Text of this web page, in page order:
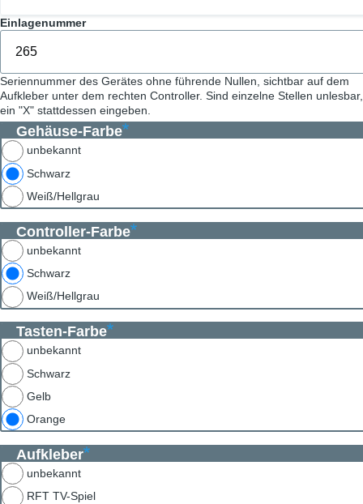
Einlagenummer
Seriennummer des Gerätes ohne führende Nullen, sichtbar auf dem
Aufkleber unter dem rechten Controller. Sind einzelne Stellen
ein "X" stattdessen eingeben.
Gehäuse-Farbe
unbekannt
Schwarz
Weiß/Hellgrau
Controller-Farbe
unbekannt
Schwarz
Weiß/Hellgrau
Tasten-Farbe
unbekannt
Schwarz
Gelb
Orange
Aufkleber
unbekannt
RFT TV-Spiel